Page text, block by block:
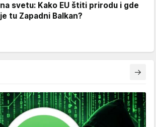
na svetu: Kako EU štiti prirodu i gde
je tu Zapadni Balkan?